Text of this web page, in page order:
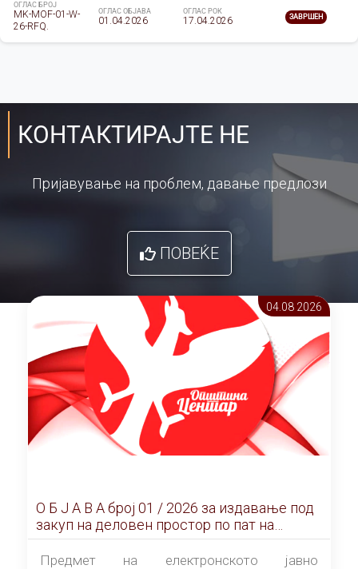
ОГЛАС БРОЈ
MK-MOF-01-W-
26-RFQ.
ОГЛАС ОБЈАВА
01.04.2026
ОГЛАС РОК
17.04.2026 ЗАВРШЕН
КОНТАКТИРАЈТЕ НЕ
Пријавување на проблем, давање предлози
ПОВЕЌЕ
04.08 2026
О Б Ј А В А брoj 01 / 2026 за издавање под
закуп на деловен простор по пат на
ЕЛЕКТРОНСКО ЈАВНО НАДДАВАЊЕ
Предмет на електронското јавно